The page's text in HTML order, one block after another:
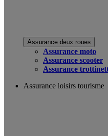
Assurance deux roues
Assurance moto
Assurance scooter
Assurance
Assurance loisirs tourisme